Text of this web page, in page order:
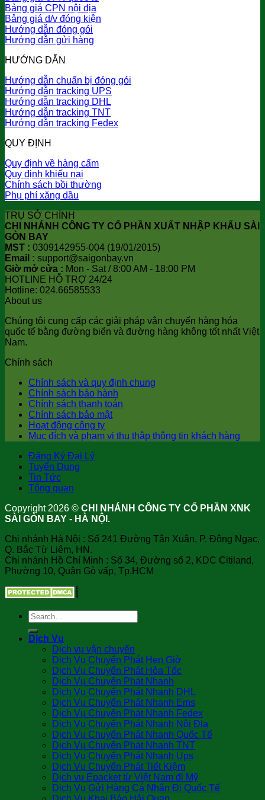
Bảng giá CPN nội địa
Bảng giá d/v đóng kiện
Hướng dẫn đóng gói
Hướng dẫn gửi hàng
HƯỚNG DẪN
Hướng dẫn chuẩn bị đóng gói
Hướng dẫn tracking UPS
Hướng dẫn tracking DHL
Hướng dẫn tracking TNT
Hướng dẫn tracking Fedex
QUY ĐỊNH
Quy định về hàng cấm
Quy định khiếu nại
Chính sách bồi thường
Phụ phí xăng dầu
TRỤ SỞ CHÍNH
CHI NHÁNH CÔNG TY CỔ PHẦN XUẤT NHẬP KHẨU SÀI
GÒN BAY
MST : 0309142955-004 (19/01/2015)
Email : support@saigonbay.vn
Giờ mở cửa : Mon - Sat / 8:00 AM - 18:00 PM
HOTLINE HỖ TRỢ 24/24
Hotline: 024.66585533
About us
Chúng tôi cung cấp các giải pháp vận chuyển hàng hóa
quốc tế bằng đường biển và đường hàng không tốt nhất Việt
Nam.
Chính sách
Chính sách và quy định chung
Chính sách bảo hành
Chính sách thanh toán
Chính sách bảo mật
Hoạt động công ty
Mục đích và phạm vi thu thập thông tin khách hàng
Đăng Ký Đại Lý
Tuyển Dụng
Tin Tức
Tổng quan
Copyright 2026 © CHI NHÁNH CÔNG TY CỔ PHẦN XNK
SÀI GÒN BAY - HÀ NỘI.
Chi nhánh Hà Nội : Số 241 Đường Tân Xuân, P. Đông Ngạc,
Q. Bắc Từ Liêm, HN.
Chi nhánh Hồ Chí Minh : Số 34, Đường số 2, KDC Citiland,
Phường 10, Quận Gò vấp, Tp.HCM
Dịch Vụ
Dịch vụ vận chuyển
Dịch Vụ Chuyển Phát Hẹn Giờ
Dịch Vụ Chuyển Phát Hỏa Tốc
Dịch Vụ Chuyển Phát Nhanh
Dịch Vụ Chuyển Phát Nhanh DHL
Dịch Vụ Chuyển Phát Nhanh Ems
Dịch Vụ Chuyển Phát Nhanh Fedex
Dịch Vụ Chuyển Phát Nhanh Nội Địa
Dịch Vụ Chuyển Phát Nhanh Quốc Tế
Dịch Vụ Chuyển Phát Nhanh TNT
Dịch Vụ Chuyển Phát Nhanh Ups
Dịch Vụ Chuyển Phát Tiết Kiệm
Dịch vụ Epacket từ Việt Nam đi Mỹ
Dịch Vụ Gửi Hàng Cá Nhân Đi Quốc Tế